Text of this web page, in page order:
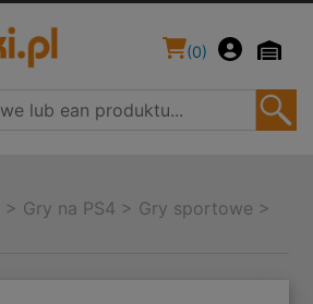
(0)
> Gry na PS4 > Gry sportowe >